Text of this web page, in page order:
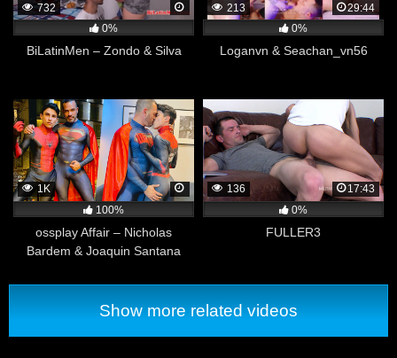
732
0%
BiLatinMen – Zondo & Silva
213
29:44
0%
Loganvn & Seachan_vn56
1K
100%
ossplay Affair – Nicholas
Bardem & Joaquin Santana
136
17:43
0%
FULLER3
Show more related videos